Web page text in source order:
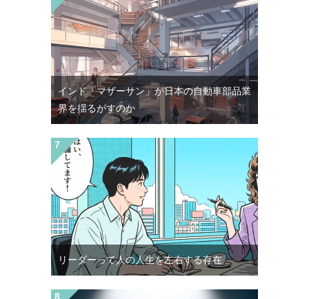
インド「マザーサン」が日本の自動車部品業
界を揺るがすのか
リーダーって人の人生を左右する存在